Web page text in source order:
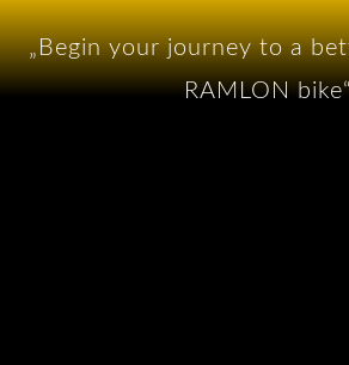
„Begin your journey to a
RAMLON